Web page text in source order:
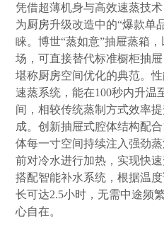
凭借超薄机身与高效速蒸技
为厨房升级改造中的“爆款单
睐。博世“蒸如意”抽屉蒸箱
场，可直接替代标准橱柜抽
堪称厨房空间优化的典范。
速蒸系统，能在100秒内升
间，相较传统蒸制方式效率
成。创新抽屉式腔体结构配
体每一寸空间持续注入强劲
前对冷水进行加热，实现快
搭配智能补水系统，根据温
长可达2.5小时，无需中途频
心自在。